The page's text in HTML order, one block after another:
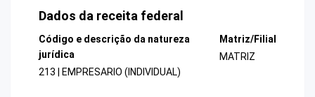
Dados da receita federal
Código e descrição da natureza
jurídica
213 | EMPRESARIO (INDIVIDUAL)
Matriz/Filial
MATRIZ